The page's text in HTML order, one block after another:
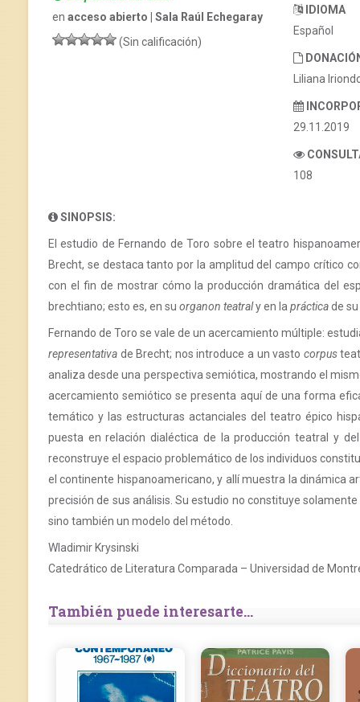
en acceso abierto | Sala Raúl Echegaray
(Sin calificación)
IDIOMA
Español
Liliana
29.11.2019
108
SINOPSIS:
El estudio de Fernando de Toro sobre el teatro
Brecht, se destaca tanto por la amplitud del campo crítico
con el fin de mostrar cómo la producción dramática del
brechtiano; esto es, en su organon teatraly en la prácticade
Fernando de Toro se vale de un acercamiento múltiple:
representativa de Brecht; nos introduce a un vasto corpus
analiza desde una perspectiva semiótica, mostrando el
acercamiento semiótico se presenta aquí de una forma
temático y las estructuras actanciales del teatro épico
puesta en relación dialéctica de la producción teatral y
reconstruye el espacio problemático de los individuos
el continente hispanoamericano, y allí muestra la dinámica
precisión de sus análisis. Su estudio no constituye
sino también un modelo del método.
Wladimir Krysinski
Catedrático de Literatura Comparada – Universidad de
También puede interesarte...